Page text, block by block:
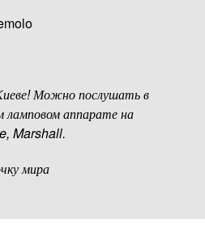
Можно послушать в
ламповом аппарате на
Marshall.
мира